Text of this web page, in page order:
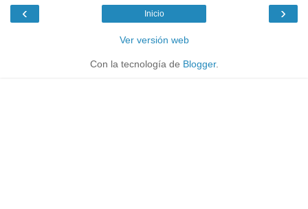
‹ ›
Inicio
Ver versión web
Con la tecnología de Blogger.